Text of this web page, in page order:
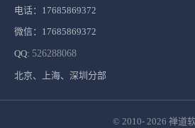
电话：17685869372
微信：17685869372
QQ: 526288068
北京、上海、深圳分部
© 2010- 2026 禅道